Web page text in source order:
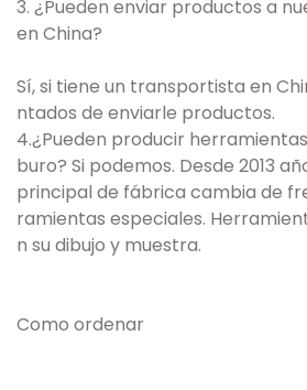
3. ¿Pueden enviar productos a
en China?
Sí, si tiene un transportista en
ntados de enviarle productos.
4.¿Pueden producir
buro? Si podemos. Desde 2013
principal de fábrica cambia de
ramientas especiales.
n su dibujo y muestra.
Como ordenar